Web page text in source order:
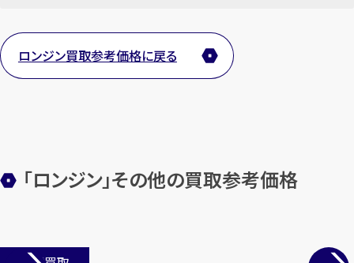
ロンジン買取参考価格に戻る
「ロンジン」その他の買取参考価格